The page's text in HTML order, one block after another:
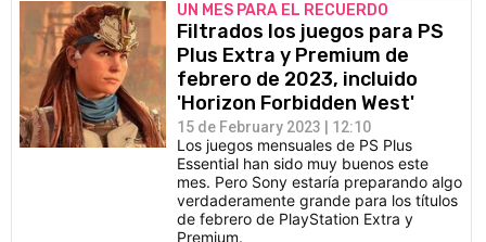
UN MES PARA EL RECUERDO
Filtrados los juegos para PS
Plus Extra y Premium de
febrero de 2023, incluido
'Horizon Forbidden West'
15 de February 2023 | 12:10
Los juegos mensuales de PS Plus
Essential han sido muy buenos este
mes. Pero Sony estaría preparando algo
verdaderamente grande para los títulos
de febrero de PlayStation Extra y
Premium.